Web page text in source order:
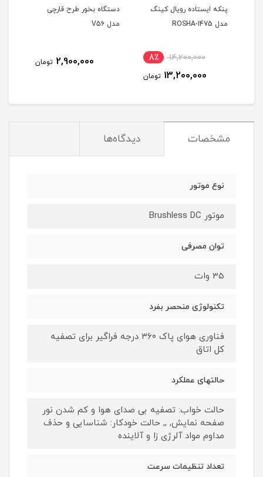
پنکه ایستاده رویال کینگ
مدل ROSHA-1475
14,200,000 8٪
13,200,000 تومان
دستگاه بخور طرح قارچی
مدل V56
2,900,000 تومان
مشخصات دیدگاه‌ها
نوع موتور
موتور Brushless DC
توان مصرفی
35 وات
تکنولوژی منحصر بفرد
فناوری هوای پاک ۳۶۰ درجه فراگیر برای تصفیه
کل اتاق
حالتهای عملکرد
حالت خواب: تصفیه بی صدای هوا و کم شدن نور
صفحه نمایش, ,, حالت خودکار: شناسایی و حذف
مداوم مواد آلرژی زا و آلاینده
تعداد تنظیمات سرعت